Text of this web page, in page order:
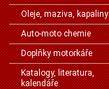
Oleje, maziva, kapaliny
Auto-moto chemie
Doplňky motorkáře
Katalogy, literatura,
kalendáře